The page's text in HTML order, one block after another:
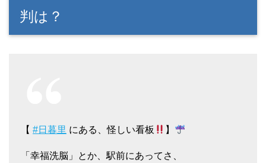
判は？
【 #日暮里 にある、怪しい看板 】
「幸福洗脳」とか、駅前にあってさ、